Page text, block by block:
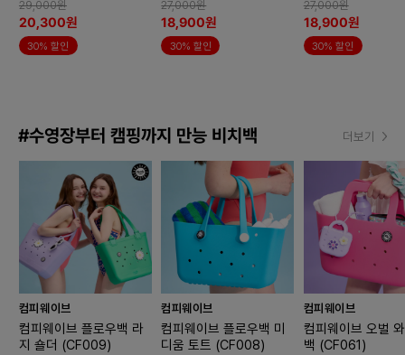
29,000원
20,300원
30% 할인
27,000원
18,900원
30% 할인
27,000원
18,900원
30% 할인
#수영장부터 캠핑까지 만능 비치백 더보기
컴피웨이브
컴피웨이브 플로우백 라
지 숄더 (CF009)
컴피웨이브
컴피웨이브 플로우백 미
디움 토트 (CF008)
컴피웨이브
컴피웨이브 오벌
백 (CF061)